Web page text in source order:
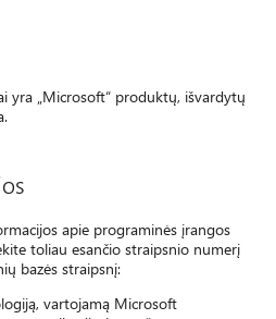
yra „Microsoft“ produktų, išvardytų
apie programinės įrangos
toliau esančio straipsnio numerį
bazės straipsnį:
vartojamą Microsoft